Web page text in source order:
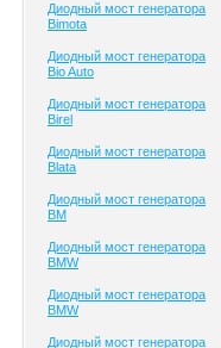
Диодный мост генератора
Bimota
Диодный мост генератора
Bio Auto
Диодный мост генератора
Birel
Диодный мост генератора
Blata
Диодный мост генератора
BM
Диодный мост генератора
BMW
Диодный мост генератора
BMW
Диодный мост генератора